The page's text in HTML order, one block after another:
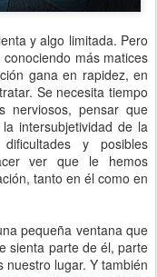
y algo limitada. Pero
más matices
gana en rapidez, en
Se necesita tiempo
nerviosos, pensar que
intersubjetividad de la
y posibles
ver que le hemos
tanto en él como en
pequeña ventana que
sienta parte de él, parte
lugar. Y también